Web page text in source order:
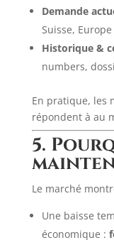
Demande
Suisse,
Historique &
numbers,
En pratique, les
répondent à au
5.
Le marché
Une baisse
économique :